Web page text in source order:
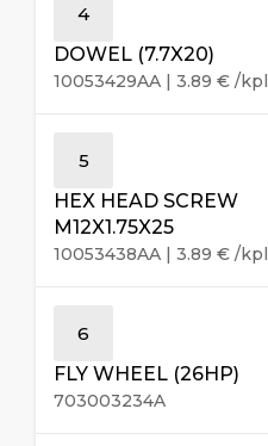
4
DOWEL (7.7X20)
10053429AA | 3.89 € /kpl
5
HEX HEAD SCREW
M12X1.75X25
10053438AA | 3.89 € /kpl
6
FLY WHEEL (26HP)
703003234A